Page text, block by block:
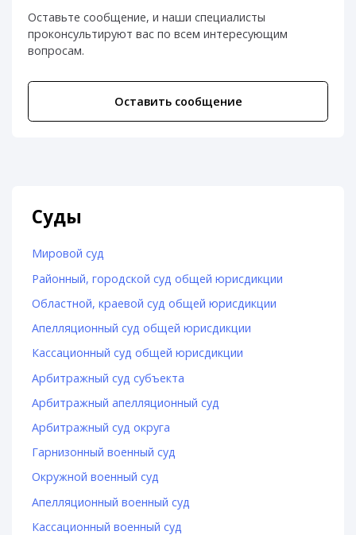
Оставьте сообщение, и наши специалисты
проконсультируют вас по всем интересующим
вопросам.
Оставить сообщение
Суды
Мировой суд
Районный, городской суд общей юрисдикции
Областной, краевой суд общей юрисдикции
Апелляционный суд общей юрисдикции
Кассационный суд общей юрисдикции
Арбитражный суд субъекта
Арбитражный апелляционный суд
Арбитражный суд округа
Гарнизонный военный суд
Окружной военный суд
Апелляционный военный суд
Кассационный военный суд